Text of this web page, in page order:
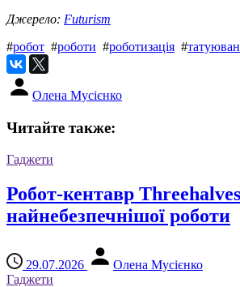
Джерело: Futurism
#робот #роботи #роботизація #
Олена Мусієнко
Читайте также:
Гаджети
Робот-кентавр
найнебезпечнішої роботи
29.07.2026
Олена Мусієнко
Гаджети